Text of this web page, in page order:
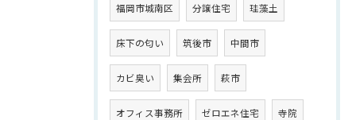
福岡市城南区 分譲住宅 珪藻土
床下の匂い 筑後市 中間市
カビ臭い 集会所 萩市
オフィス事務所 ゼロエネ住宅 寺院